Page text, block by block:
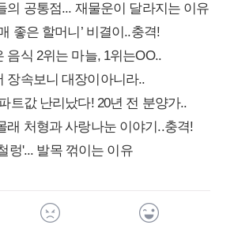
의 공통점... 재물운이 달라지는 이유
좋은 할머니’ 비결이..충격!
음식 2위는 마늘, 1위는OO..
장속보니 대장이아니라..
트값 난리났다! 20년 전 분양가..
래 처형과 사랑나눈 이야기..충격!
렁'... 발목 꺾이는 이유